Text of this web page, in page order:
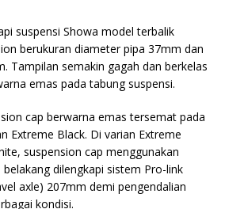
suspensi Showa model terbalik
berukuran diameter pipa 37mm dan
Tampilan semakin gagah dan berkelas
emas pada tabung suspensi.
cap berwarna emas tersemat pada
Extreme Black. Di varian Extreme
suspension cap menggunakan
dilengkapi sistem Pro-link
axle) 207mm demi pengendalian
kondisi.